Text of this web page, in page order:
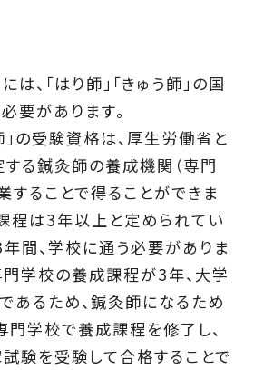
、「はり師」「きゅう師」の国
要があります。
」の受験資格は、厚生労働省と
る鍼灸師の養成機関（専門
することで得ることができま
程は3年以上と定められてい
間、学校に通う必要がありま
門学校の養成課程が3年、大学
あるため、鍼灸師になるため
門学校で養成課程を修了し、
験を受験して合格することで